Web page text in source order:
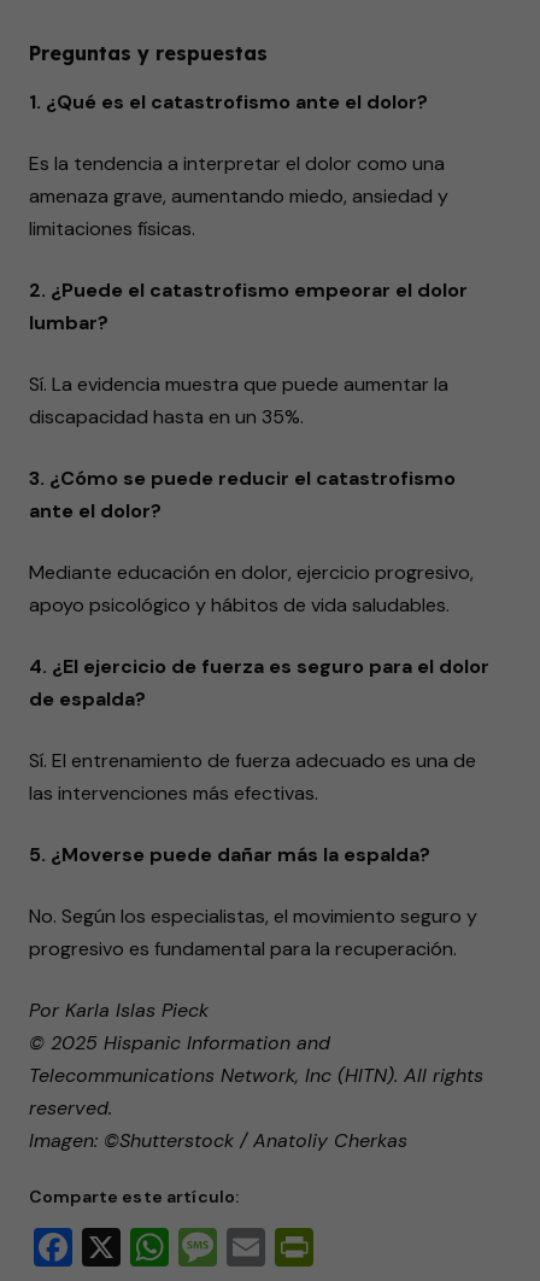
Preguntas y respuestas
1. ¿Qué es el catastrofismo ante el dolor?
Es la tendencia a interpretar el dolor como una
amenaza grave, aumentando miedo, ansiedad y
limitaciones físicas.
2. ¿Puede el catastrofismo empeorar el dolor
lumbar?
Sí. La evidencia muestra que puede aumentar la
discapacidad hasta en un 35%.
3. ¿Cómo se puede reducir el catastrofismo
ante el dolor?
Mediante educación en dolor, ejercicio progresivo,
apoyo psicológico y hábitos de vida saludables.
4. ¿El ejercicio de fuerza es seguro para el dolor
de espalda?
Sí. El entrenamiento de fuerza adecuado es una de
las intervenciones más efectivas.
5. ¿Moverse puede dañar más la espalda?
No. Según los especialistas, el movimiento seguro y
progresivo es fundamental para la recuperación.
Por Karla Islas Pieck
© 2025 Hispanic Information and
Telecommunications Network, Inc (HITN). All rights
reserved.
Imagen: ©Shutterstock / Anatoliy Cherkas
Comparte este artículo:
Facebook
X WhatsApp
Message
Email